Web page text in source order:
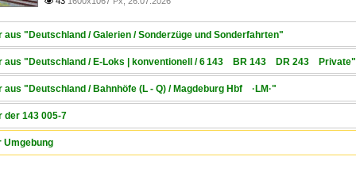
aus "Deutschland / Galerien / Sonderzüge und Sonderfahrten"
aus "Deutschland / E-Loks | konventionell / 6 143 BR 143 DR 243 Private"
aus "Deutschland / Bahnhöfe (L - Q) / Magdeburg Hbf ·LM·"
der 143 005-7
Umgebung